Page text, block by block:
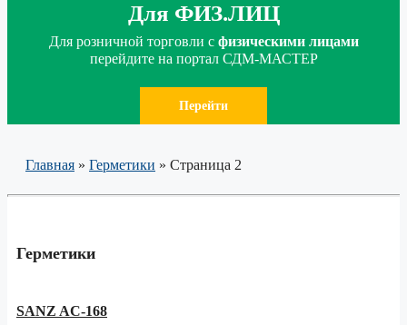
Для ФИЗ.ЛИЦ
Для розничной торговли с физическими лицами
перейдите на портал СДМ-МАСТЕР
Перейти
Главная » Герметики » Страница 2
Герметики
SANZ AC-168